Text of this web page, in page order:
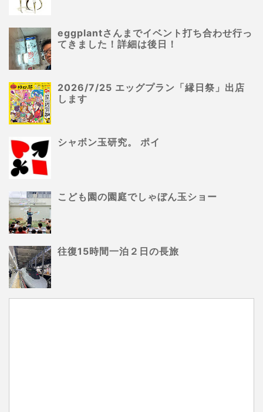
eggplantさんまでイベント打ち合わせ行っ
てきました！詳細は後日！
2026/7/25 エッグプラン「縁日祭」出店
します
シャボン玉研究。 ポイ
こども園の園庭でしゃぼん玉ショー
往復15時間一泊２日の長旅